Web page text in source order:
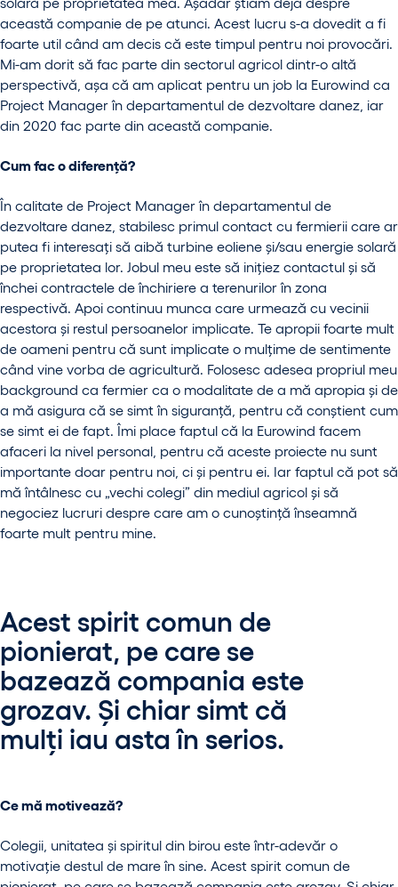
această companie de pe atunci. Acest lucru s-a dovedit a fi
foarte util când am decis că este timpul pentru noi provocări.
Mi-am dorit să fac parte din sectorul agricol dintr-o altă
perspectivă, așa că am aplicat pentru un job la Eurowind ca
Project Manager în departamentul de dezvoltare danez, iar
din 2020 fac parte din această companie.
Cum fac o diferență?
În calitate de Project Manager în departamentul de
dezvoltare danez, stabilesc primul contact cu fermierii care ar
putea fi interesați să aibă turbine eoliene și/sau energie solară
pe proprietatea lor. Jobul meu este să inițiez contactul și să
închei contractele de închiriere a terenurilor în zona
respectivă. Apoi continuu munca care urmează cu vecinii
acestora și restul persoanelor implicate. Te apropii foarte mult
de oameni pentru că sunt implicate o mulțime de sentimente
când vine vorba de agricultură. Folosesc adesea propriul meu
background ca fermier ca o modalitate de a mă apropia și de
a mă asigura că se simt în siguranță, pentru că conștient cum
se simt ei de fapt. Îmi place faptul că la Eurowind facem
afaceri la nivel personal, pentru că aceste proiecte nu sunt
importante doar pentru noi, ci și pentru ei. Iar faptul că pot să
mă întâlnesc cu „vechi colegi” din mediul agricol și să
negociez lucruri despre care am o cunoștință înseamnă
foarte mult pentru mine.
Acest spirit comun de
pionierat, pe care se
bazează compania este
grozav. Și chiar simt că
mulți iau asta în serios.
Ce mă motivează?
Colegii, unitatea și spiritul din birou este într-adevăr o
motivație destul de mare în sine. Acest spirit comun de